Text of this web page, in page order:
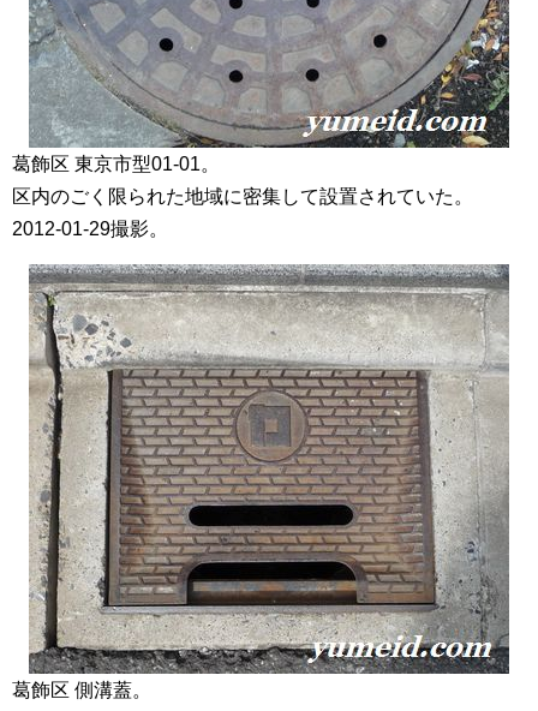
葛飾区 東京市型01-01。
区内のごく限られた地域に密集して設置されていた。
2012-01-29撮影。
葛飾区 側溝蓋。